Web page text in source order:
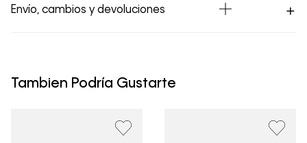
Envío, cambios y devoluciones
hábiles para envíos a provincia. Envíos gratis en Lima
procesará desde el día hábil siguiente. Por higiene y
Tambien Podría Gustarte